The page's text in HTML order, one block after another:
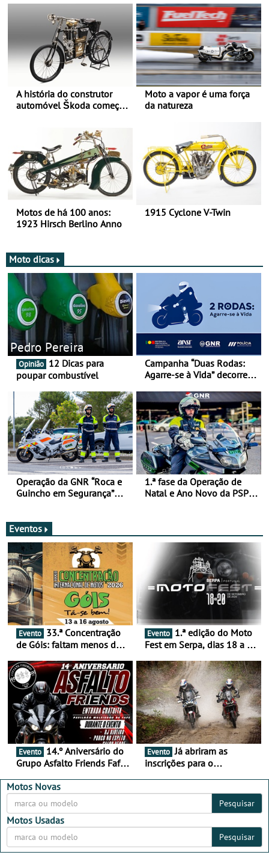
A história do construtor
automóvel Škoda começou
Moto a vapor é uma força
da natureza
Motos de há 100 anos:
1923 Hirsch Berlino Anno
1915 Cyclone V-Twin
Moto dicas
Pedro Pereira
Opinião
poupar combustível
Campanha “Duas Rodas:
Agarre-se à Vida” decorre
Operação da GNR “Roca e
Guincho em Segurança”
1.ª fase da Operação de
Natal e Ano Novo da PSP e
Eventos
Evento
de Góis: faltam menos de
16 de agosto
Evento
Fest em Serpa, dias 18 a 20
duas rodas invade o Baixo
Alentejo
Evento
Grupo Asfalto Friends Fafe,
2026
Evento Já abriram as
inscrições para o
Motos Novas
Pesquisar
Motos Usadas
Pesquisar